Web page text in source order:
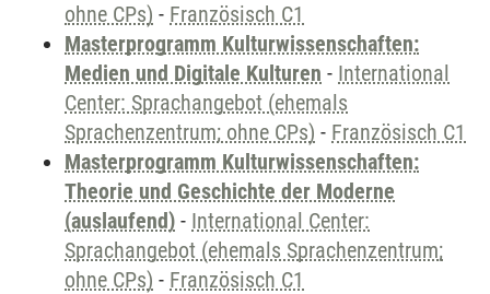
ohne CPs) - Französisch C1
Masterprogramm Kulturwissenschaften:
Medien und Digitale Kulturen - International
Center: Sprachangebot (ehemals
Sprachenzentrum; ohne CPs) - Französisch C1
Masterprogramm Kulturwissenschaften:
Theorie und Geschichte der Moderne
(auslaufend) - International Center:
Sprachangebot (ehemals Sprachenzentrum;
ohne CPs) - Französisch C1